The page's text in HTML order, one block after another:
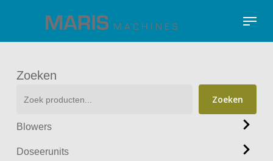
main
Menu
Zoeken
Zoeken
Blowers
Doseerunits
Close